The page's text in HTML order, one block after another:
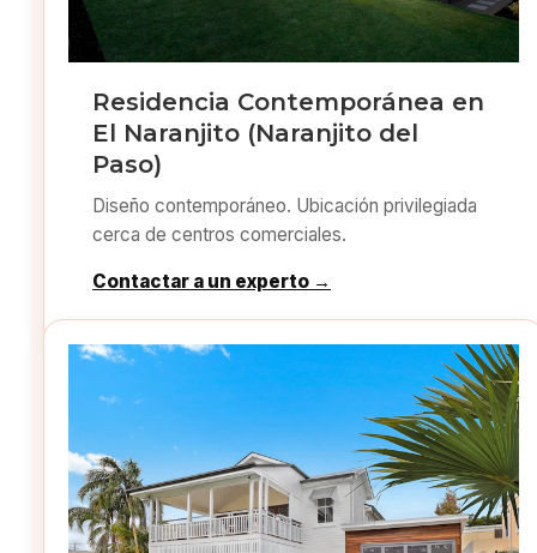
Residencia Contemporánea en
El Naranjito (Naranjito del
Paso)
Diseño contemporáneo. Ubicación privilegiada
cerca de centros comerciales.
Contactar a un experto →